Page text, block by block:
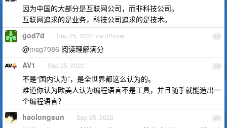
因为中国的大部分是互联网公司，而非科技公司。
互联网追求的是业务，科技公司追求的是技术。
18
god7d Sep 25, 2022 via iPhone
@msg7086 阅读理解满分
19
AV1 Sep 25, 2022
不是“国内认为”，是全世界都这么认为的。
难道你认为欧美人认为编程语言不是工具，并且随手就能造出一
个编程语言？
20
haolongsun Sep 25, 2022